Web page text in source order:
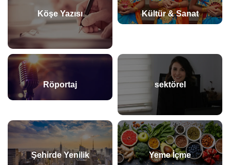
Köşe Yazısı Kültür & Sanat
Röportaj sektörel
Şehirde Yenilik Yeme İçme